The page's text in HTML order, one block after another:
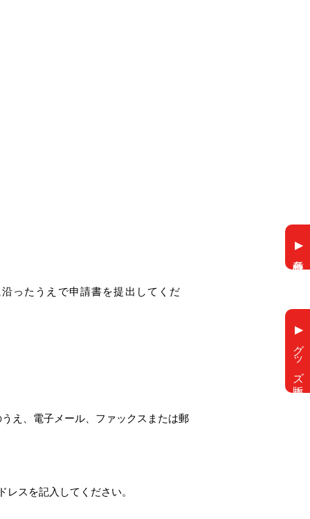
グッズ販売
ったうえで申請書を提出してくだ
え、電子メール、ファックスまたは郵
スを記入してください。